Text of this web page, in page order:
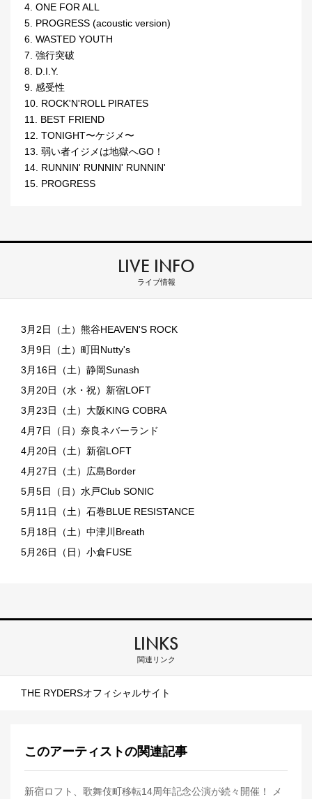
4. ONE FOR ALL
5. PROGRESS (acoustic version)
6. WASTED YOUTH
7. 強行突破
8. D.I.Y.
9. 感受性
10. ROCK'N'ROLL PIRATES
11. BEST FRIEND
12. TONIGHT〜ケジメ〜
13. 弱い者イジメは地獄へGO！
14. RUNNIN' RUNNIN' RUNNIN'
15. PROGRESS
LIVE INFO
ライブ情報
3月2日（土）熊谷HEAVEN'S ROCK
3月9日（土）町田Nutty's
3月16日（土）静岡Sunash
3月20日（水・祝）新宿LOFT
3月23日（土）大阪KING COBRA
4月7日（日）奈良ネバーランド
4月20日（土）新宿LOFT
4月27日（土）広島Border
5月5日（日）水戸Club SONIC
5月11日（土）石巻BLUE RESISTANCE
5月18日（土）中津川Breath
5月26日（日）小倉FUSE
LINKS
関連リンク
THE RYDERSオフィシャルサイト
このアーティストの関連記事
新宿ロフト、歌舞伎町移転14周年記念公演が続々開催！ メ